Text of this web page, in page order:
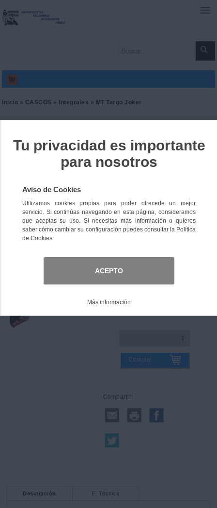
Inicio » CASCOS » Integrales » MT Targo Joker
Ref. 9165314045803
102,00 €IVA incl.
Guía de tallas
Comprar
Compartir:
Descripción F. Técnica